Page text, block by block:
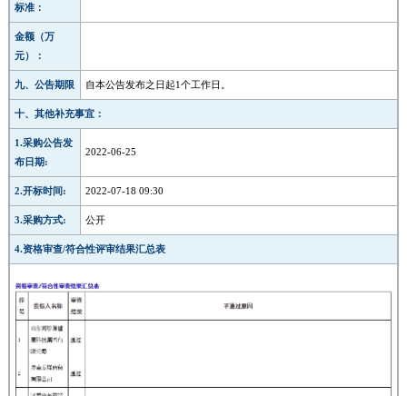
标准：
金额（万
元）：
九、公告期限 自本公告发布之日起1个工作日。
十、其他补充事宜：
1.采购公告发
布日期:
2022-06-25
2.开标时间: 2022-07-18 09:30
3.采购方式: 公开
4.资格审查/符合性评审结果汇总表